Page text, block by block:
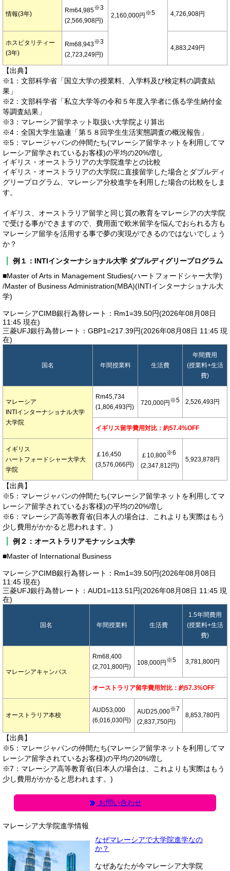
2,160,000円※5
情報(3年) Rm64,985※3
(2,566,908円)
4,726,908円
ホスピタリティー
(3年)
Rm68,943※3
(2,723,249円)
4,883,249円
【出典】
※1：文部科学省「国立大学の授業料、入学料及び検定料の調査結
果」
※2：文部科学省「私立大学等の令和５年度入学者に係る学生納付金
等調査結果」
※3：マレーシア留学ネット取扱い大学院より算出
※4：全国大学生協連「第５８回学生生活実態調査の概況報告」
※5：マレージャパンの仲間たち(マレーシア留学ネットを利用してマ
レーシア留学されているお客様)の平均の20%増し
イギリス・オーストラリアの大学院進学との比較
イギリス・オーストラリアの大学院に直接留学した場合とダブルディ
グリープログラム、マレーシア分校進学を利用した場合の比較をしま
す。
イギリス、オーストラリア留学と同じ質の教育をマレーシアの大学院
で受ける事ができますので、費用面で欧米留学を悩んでおられる方も
マレーシア留学を活用する事で夢の実現ができるのではないでしょう
か？
例１：INTIインターナショナル大学 ダブルディグリープログラム
■Master of Arts in Management Studies(ハートフォードシャー大学)
/Master of Business Administration(MBA)(INTIインターナショナル大
学)
マレーシアCIMB銀行為替レート：Rm1=39.50円(2026年08月08日
11:45 現在)
三菱UFJ銀行為替レート：GBP1=217.39円(2026年08月08日 11:45 現
在)
国名 年間授業料 生活費
年間費用
(授業料+生活
費)
マレーシア
INTIインターナショナル大学
大学院
Rm45,734
(1,806,493円)
720,000円※5 2,526,493円
イギリス留学費用対比：約57.4%OFF
イギリス
ハートフォードシャー大学大
学院
￡16,450
(3,576,066円)
￡10,800※6
(2,347,812円)
5,923,878円
【出典】
※5：マレージャパンの仲間たち(マレーシア留学ネットを利用してマ
レーシア留学されているお客様)の平均の20%増し
※6：マレーシア高等教育省(日本人の場合は、これよりも実際はもう
少し費用がかかると思われます。)
例２：オーストラリアモナッシュ大学
■Master of International Business
マレーシアCIMB銀行為替レート：Rm1=39.50円(2026年08月08日
11:45 現在)
三菱UFJ銀行為替レート：AUD1=113.51円(2026年08月08日 11:45 現
在)
国名 年間授業料 生活費
1.5年間費用
(授業料+生活
費)
マレーシアキャンパス
Rm68,400
(2,701,800円)
108,000円※5 3,781,800円
オーストラリア留学費用対比：約57.3%OFF
オーストラリア本校
AUD53,000
(6,016,030円)
AUD25,000※7
(2,837,750円)
8,853,780円
【出典】
※5：マレージャパンの仲間たち(マレーシア留学ネットを利用してマ
レーシア留学されているお客様)の平均の20%増し
※7：マレーシア高等教育省(日本人の場合は、これよりも実際はもう
少し費用がかかると思われます。)
お問い合わせ
マレーシア大学院進学情報
なぜマレーシアで大学院進学なの
か？
なぜあなたが今マレーシア大学院